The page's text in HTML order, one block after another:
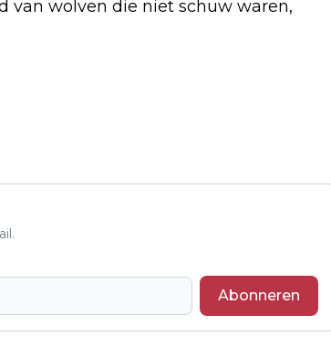
van wolven die niet schuw waren,
Abonneren